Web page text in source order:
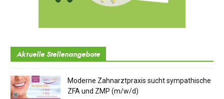
Aktuelle Stellenangebote
Moderne Zahnarztpraxis sucht sympathische
ZFA und ZMP (m/w/d)